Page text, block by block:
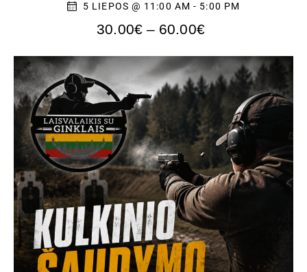
5 LIEPOS @ 11:00 AM - 5:00 PM
30.00€ – 60.00€